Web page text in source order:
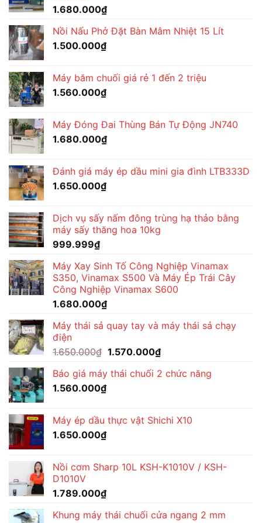
1.680.000₫
Nồi Nấu Phở Đặt Bàn Mâm Nhiệt 15 Lít
1.500.000₫
Máy băm chuối giá rẻ 1 đến 2 triệu
1.560.000₫
Máy Đóng Đai Thùng Bán Tự Động JN740
1.680.000₫
Đánh giá máy ép dầu mini gia đình LTB333D
1.650.000₫
Dịch vụ sấy nấm đông trùng hạ thảo bằng
máy sấy thăng hoa 10kg
999.999₫
Máy Xay Sinh Tố Công Nghiệp Vinamax
S350, Vinamax S500 Và Máy Ép Trái Cây
Công Nghiệp Vinamax S600
1.680.000₫
Máy thái sả quay tay và máy thái sả chạy
điện
1.650.000₫ Giá
là:
1.570.000₫Giá
tại
Báo giá máy thái chuối 2 chức năng
1.560.000₫
Máy ép dầu thực vật Shichi X10
1.650.000₫
Nồi cơm Sharp 10L KSH-K1010V / KSH-
D1010V
1.789.000₫
Khung máy thái chuối cửa ngang 2 mm